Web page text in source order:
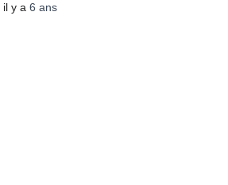
, il y a 6 ans